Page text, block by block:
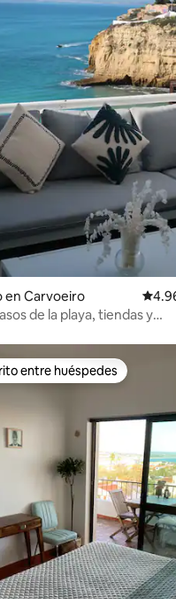
4.93 de 5, 151 reseñas
en Carvoeiro
de la playa, tiendas y
4.97 de 5, 218 reseñas
entre huéspedes
entre huéspedes